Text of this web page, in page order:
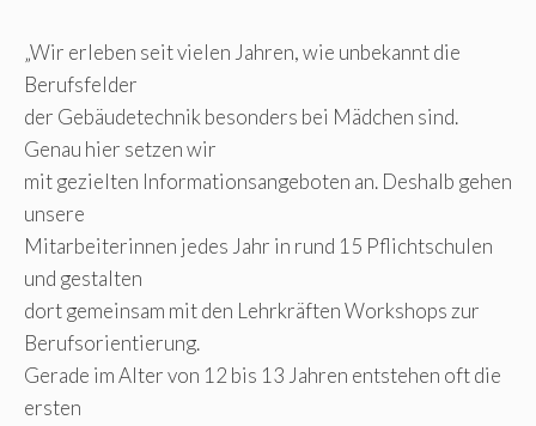
„Wir erleben seit vielen Jahren, wie unbekannt die
Berufsfelder
der Gebäudetechnik besonders bei Mädchen sind.
Genau hier setzen wir
mit gezielten Informationsangeboten an. Deshalb gehen
unsere
Mitarbeiterinnen jedes Jahr in rund 15 Pflichtschulen
und gestalten
dort gemeinsam mit den Lehrkräften Workshops zur
Berufsorientierung.
Gerade im Alter von 12 bis 13 Jahren entstehen oft die
ersten